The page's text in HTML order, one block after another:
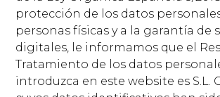
protección de los datos
personas físicas y a la garantía de
digitales, le informamos que el
Tratamiento de los datos
introduzca en este website es S.L.